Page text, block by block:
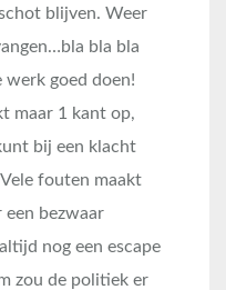
blijven. Weer
bla bla
werk goed doen!
maar 1 kant op,
bij een klacht
fouten maakt
een bezwaar
nog een escape
zou de politiek er